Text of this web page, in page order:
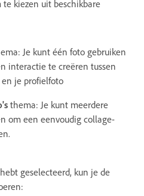
te kiezen uit beschikbare
Je kunt één foto gebruiken
interactie te creëren tussen
je profielfoto
thema: Je kunt meerdere
om een eenvoudig collage-
geselecteerd, kun je de